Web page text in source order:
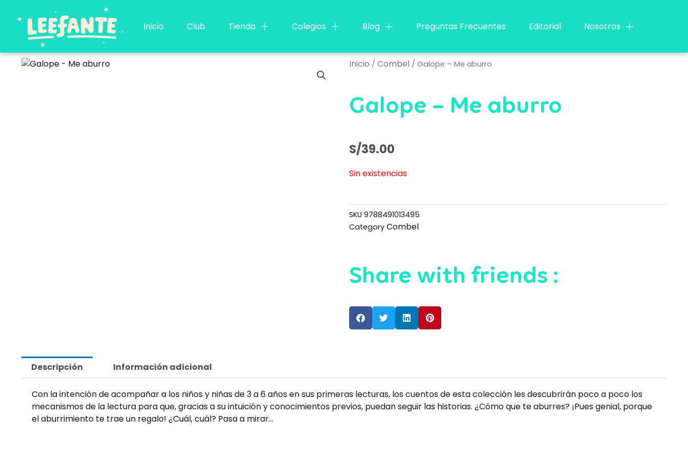
contenido
Inicio Club Tienda Colegios Blog Preguntas Frecuentes Editorial Nosotros
Inicio / Combel / Galope – Me aburro
Galope – Me aburro
S/39.00
Sin existencias
SKU 9788491013495
Category Combel
Share with friends :
Descripción Información adicional
Con la intención de acompañar a los niños y niñas de 3 a 6 años en sus primeras lecturas, los cuentos de esta colección les descubrirán poco a poco los
mecanismos de la lectura para que, gracias a su intuición y conocimientos previos, puedan seguir las historias. ¿Cómo que te aburres? ¡Pues genial, porque
el aburrimiento te trae un regalo! ¿Cuál, cuál? Pasa a mirar…